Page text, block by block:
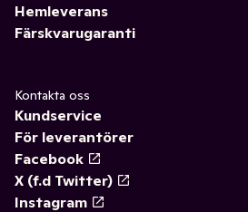
Hemleverans
Färskvarugaranti
Kontakta oss
Kundservice
För leverantörer
Facebook
X (f.d Twitter)
Instagram